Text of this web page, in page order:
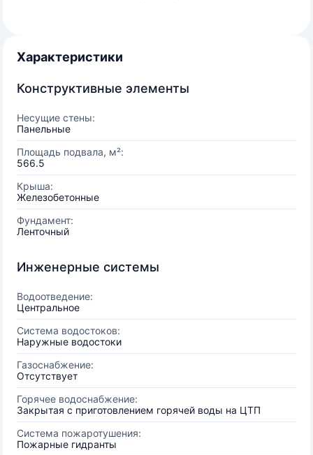
Характеристики
Конструктивные элементы
Несущие стены:
Панельные
Площадь подвала, м²:
566.5
Крыша:
Железобетонные
Фундамент:
Ленточный
Инженерные системы
Водоотведение:
Центральное
Система водостоков:
Наружные водостоки
Газоснабжение:
Отсутствует
Горячее водоснабжение:
Закрытая с приготовлением горячей воды на ЦТП
Система пожаротушения:
Пожарные гидранты